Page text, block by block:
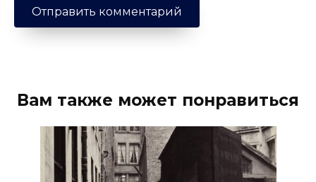
Вам также может понравиться